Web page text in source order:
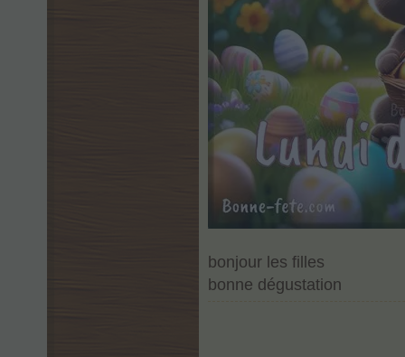
bonjour les filles
bonne dégustation